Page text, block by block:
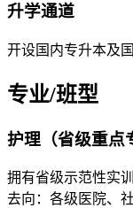
升学通道
开设国内专升本及
专业/班型
护理（省级重点
拥有省级示范性实
去向：各级医院、